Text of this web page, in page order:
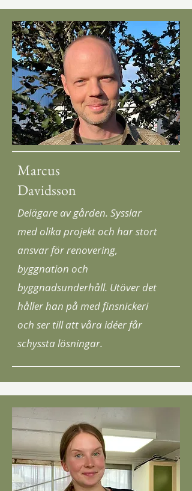
Marcus
Davidsson
Delägare av gården. Sysslar
med olika projekt och har stort
ansvar för renovering,
byggnation och
byggnadsunderhåll. Utöver det
håller han på med finsnickeri
och ser till att våra idéer får
schyssta lösningar.